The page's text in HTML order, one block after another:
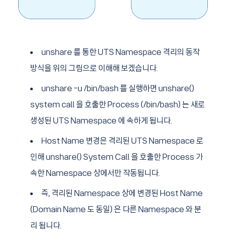
unshare 를 통한 UTS Namespace 격리의 동작
방식을 위의 그림으로 이해해 보겠습니다.
unshare -u /bin/bash 를 실행하면 unshare()
system call 을 호출한 Process (/bin/bash) 는 새로
생성된 UTS Namespace 에 속하게 됩니다.
Host Name 변경은 격리된 UTS Namespace 로
인해 unshare() System Call 을 호출한 Process 가
속한 Namespace 상에서만 작동됩니다.
즉, 격리된 Namespace 상에 변경된 Host Name
(Domain Name 도 동일) 은 다른 Namespace 와 분
리 됩니다.